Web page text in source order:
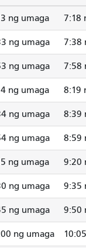
ng umaga 7:18
ng umaga 7:38
ng umaga 7:58
ng umaga 8:19
ng umaga 8:39
ng umaga 8:59
ng umaga 9:20
ng umaga 9:35
ng umaga 9:50
ng umaga